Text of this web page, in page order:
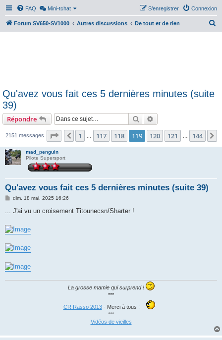
FAQ Mini-tchat Connexion
S’enregistrer
Forum SV650-SV1000 Autres discussions De tout et de rien
r
Qu'avez vous fait ces 5 dernières minutes (suite
39)
Répondre Rechercher
2151 messages Page 119 sur144
Précédente
1 117 118 119 120 121 144
mad_penguin
Pilote Supersport
Qu'avez vous fait ces 5 dernières minutes (suite 39)
M
g
e
dim. 18 mai, 2025 16:26
... J'ai vu un croisement Titounecsn/Sharter !
La grosse mamie qui surprend !
***
CR Rasso 2013- Merci à tous !
***
Vidéos de vieilles